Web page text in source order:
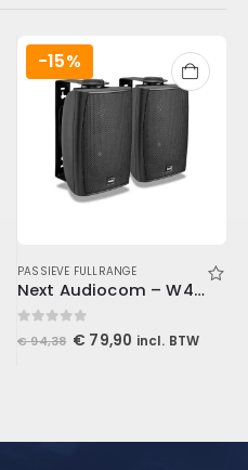
-15%
PASSIEVE FULLRANGE
Next Audiocom – W4 black (pair)
out of 5
€94,38 Oorspronkelijke
€ 79,90 Huidige
incl. BTW